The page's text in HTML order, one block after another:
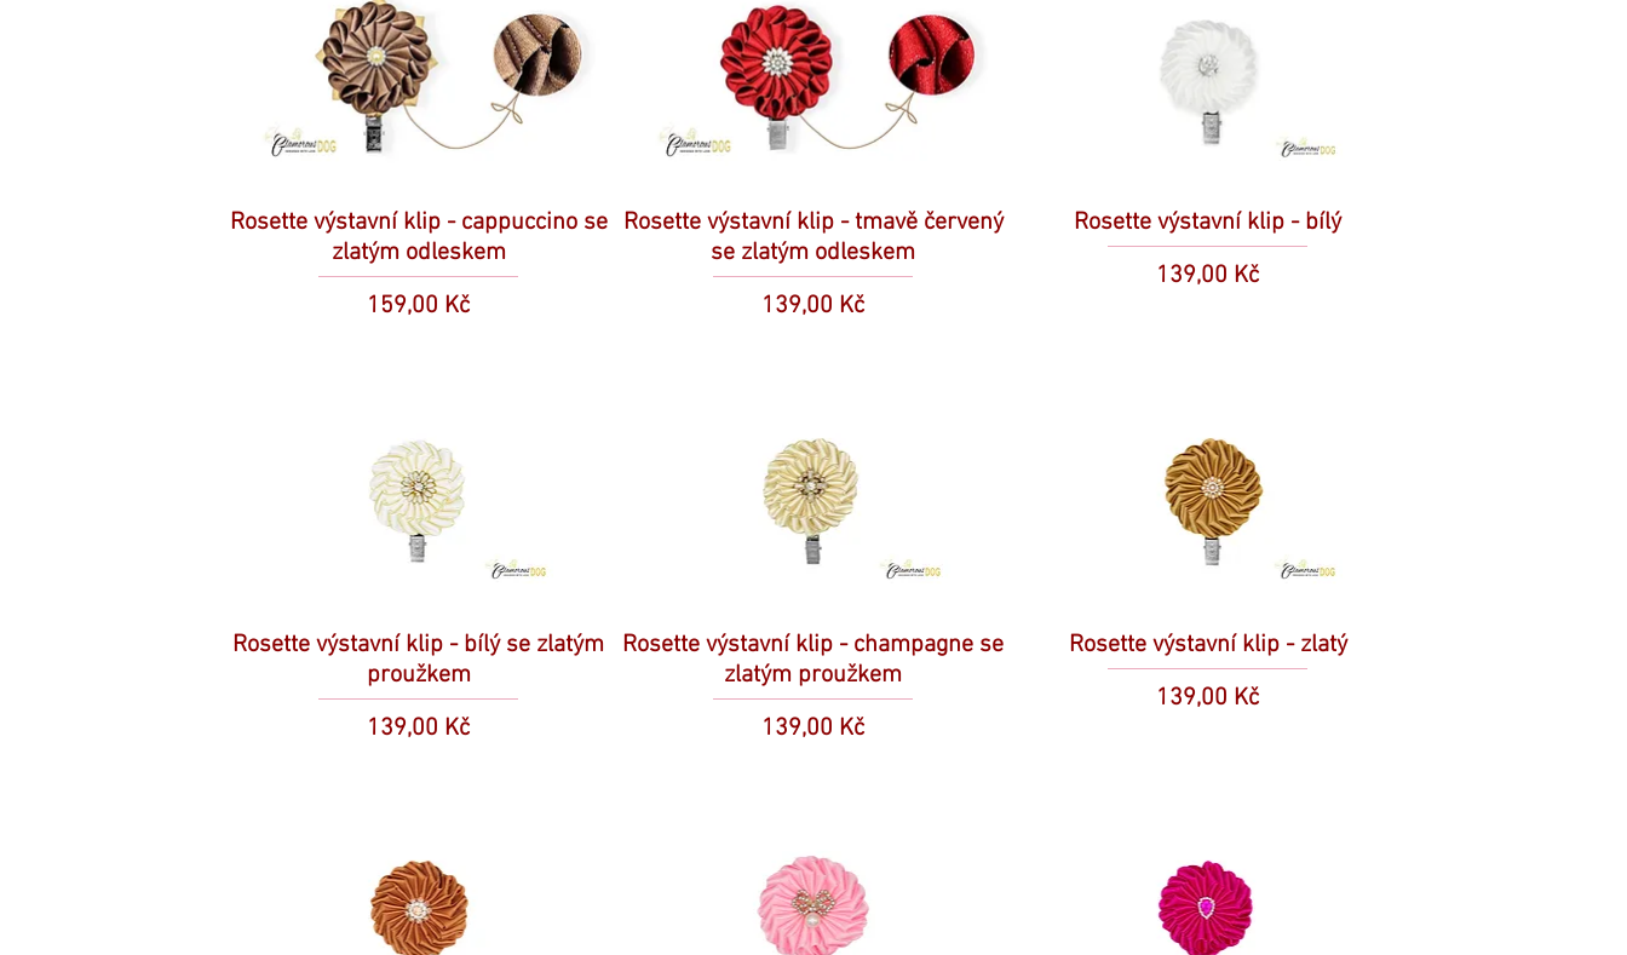
Rosette výstavní klip - cappuccino se
zlatým odleskem
Cena
159,00 Kč
Rosette výstavní klip - tmavě červený
se zlatým odleskem
Cena
139,00 Kč
Rosette výstavní klip - bílý
Cena
139,00 Kč
Rosette výstavní klip - bílý se zlatým
proužkem
Cena
139,00 Kč
Rosette výstavní klip - champagne se
zlatým proužkem
Cena
139,00 Kč
Rosette výstavní klip - zlatý
Cena
139,00 Kč